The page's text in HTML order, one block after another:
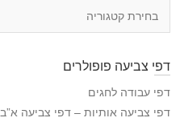
י
ה
צ
דפי צביעה פופולרים
דפי עבודה לחגים
דפי צביעה אותיות – דפי צביעה א”ב